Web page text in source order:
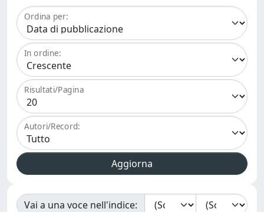
Ordina per:
In ordine:
Risultati/Pagina
Autori/Record:
Vai a una voce nell'indice: